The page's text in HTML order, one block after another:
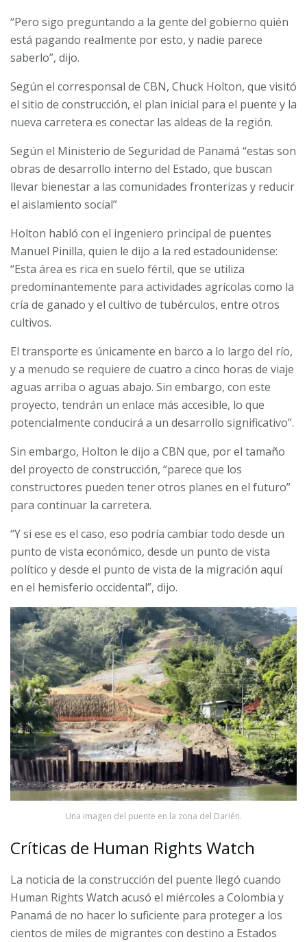
“Pero sigo preguntando a la gente del gobierno quién
está pagando realmente por esto, y nadie parece
saberlo”, dijo.
Según el corresponsal de CBN, Chuck Holton, que visitó
el sitio de construcción, el plan inicial para el puente y la
nueva carretera es conectar las aldeas de la región.
Según el Ministerio de Seguridad de Panamá “estas son
obras de desarrollo interno del Estado, que buscan
llevar bienestar a las comunidades fronterizas y reducir
el aislamiento social”
Holton habló con el ingeniero principal de puentes
Manuel Pinilla, quien le dijo a la red estadounidense:
“Esta área es rica en suelo fértil, que se utiliza
predominantemente para actividades agrícolas como la
cría de ganado y el cultivo de tubérculos, entre otros
cultivos.
El transporte es únicamente en barco a lo largo del río,
y a menudo se requiere de cuatro a cinco horas de viaje
aguas arriba o aguas abajo. Sin embargo, con este
proyecto, tendrán un enlace más accesible, lo que
potencialmente conducirá a un desarrollo significativo”.
Sin embargo, Holton le dijo a CBN que, por el tamaño
del proyecto de construcción, “parece que los
constructores pueden tener otros planes en el futuro”
para continuar la carretera.
“Y si ese es el caso, eso podría cambiar todo desde un
punto de vista económico, desde un punto de vista
político y desde el punto de vista de la migración aquí
en el hemisferio occidental”, dijo.
Una imagen del puente en la zona del Darién.
Críticas de Human Rights Watch
La noticia de la construcción del puente llegó cuando
Human Rights Watch acusó el miércoles a Colombia y
Panamá de no hacer lo suficiente para proteger a los
cientos de miles de migrantes con destino a Estados